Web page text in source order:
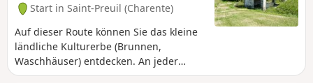
Start in Saint-Preuil (Charente)
Auf dieser Route können Sie das kleine
ländliche Kulturerbe (Brunnen,
Waschhäuser) entdecken. An jeder
Wasserstelle finden Sie eine historische